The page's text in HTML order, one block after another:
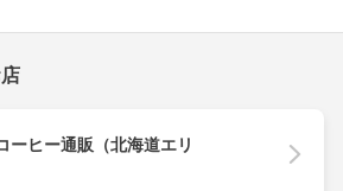
ーヒー通販（北海道エリ